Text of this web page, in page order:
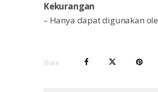
Kekurangan
– Hanya dapat digunakan
Share